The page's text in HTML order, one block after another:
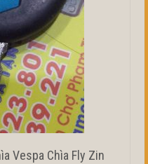
Vespa Chìa Fly Zin